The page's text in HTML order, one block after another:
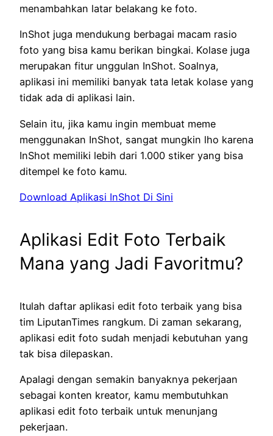
menambahkan latar belakang ke foto.
InShot juga mendukung berbagai macam rasio
foto yang bisa kamu berikan bingkai. Kolase juga
merupakan fitur unggulan InShot. Soalnya,
aplikasi ini memiliki banyak tata letak kolase yang
tidak ada di aplikasi lain.
Selain itu, jika kamu ingin membuat meme
menggunakan InShot, sangat mungkin lho karena
InShot memiliki lebih dari 1.000 stiker yang bisa
ditempel ke foto kamu.
Download Aplikasi InShot Di Sini
Aplikasi Edit Foto Terbaik
Mana yang Jadi Favoritmu?
Itulah daftar aplikasi edit foto terbaik yang bisa
tim LiputanTimes rangkum. Di zaman sekarang,
aplikasi edit foto sudah menjadi kebutuhan yang
tak bisa dilepaskan.
Apalagi dengan semakin banyaknya pekerjaan
sebagai konten kreator, kamu membutuhkan
aplikasi edit foto terbaik untuk menunjang
pekerjaan.